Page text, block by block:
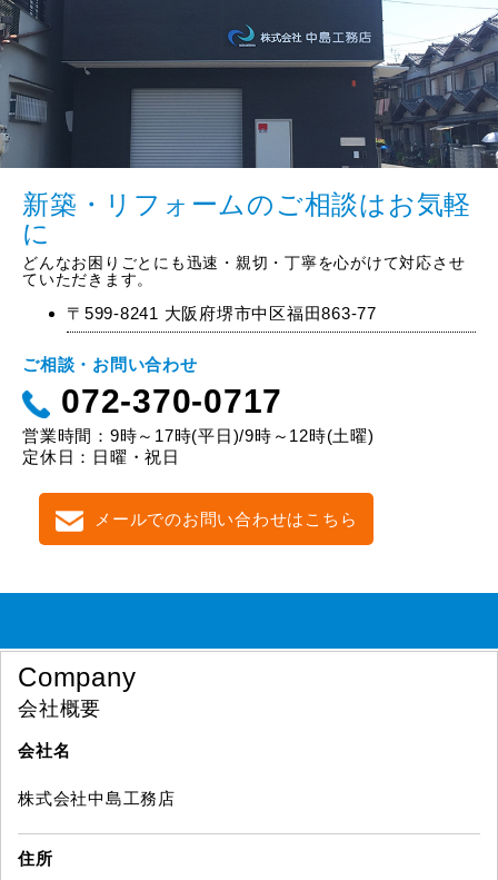
新築・リフォームのご相談はお気軽
に
どんなお困りごとにも迅速・親切・丁寧を心がけて対応させ
ていただきます。
〒599-8241 大阪府堺市中区福田863-77
ご相談・お問い合わせ
072-370-0717
営業時間：9時～17時(平日)/9時～12時(土曜)
定休日：日曜・祝日
メールでのお問い合わせはこちら
Company
会社概要
会社名
株式会社中島工務店
住所